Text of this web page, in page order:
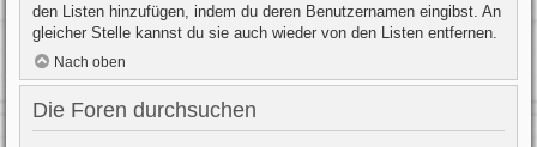
den Listen hinzufügen, indem du deren Benutzernamen eingibst. An
gleicher Stelle kannst du sie auch wieder von den Listen entfernen.
Nach oben
Die Foren durchsuchen